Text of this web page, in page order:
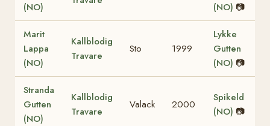
(NO)
(NO) 📷
Marit
Lappa
(NO)
Kallblodig
Travare
Sto 1999
Lykke
Gutten
(NO) 📷
Stranda
Gutten
(NO)
Kallblodig
Travare
Valack 2000
Spikeld
(NO) 📷